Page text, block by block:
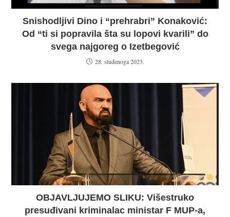
Snishodljivi Dino i “prehrabri” Konaković:
Od “ti si popravila šta su lopovi kvarili” do
svega najgoreg o Izetbegović
28. studenoga 2023.
OBJAVLJUJEMO SLIKU: Višestruko
presuđivani kriminalac ministar F MUP-a,